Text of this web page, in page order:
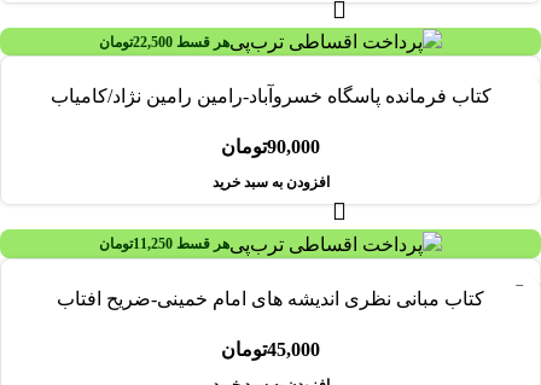
هر قسط 22,500تومان
کتاب فرمانده پاسگاه خسروآباد-رامین رامین نژاد/کامیاب
90,000تومان
افزودن به سبد خرید
هر قسط 11,250تومان
کتاب مبانی نظری اندیشه های امام خمینی-ضریح افتاب
45,000تومان